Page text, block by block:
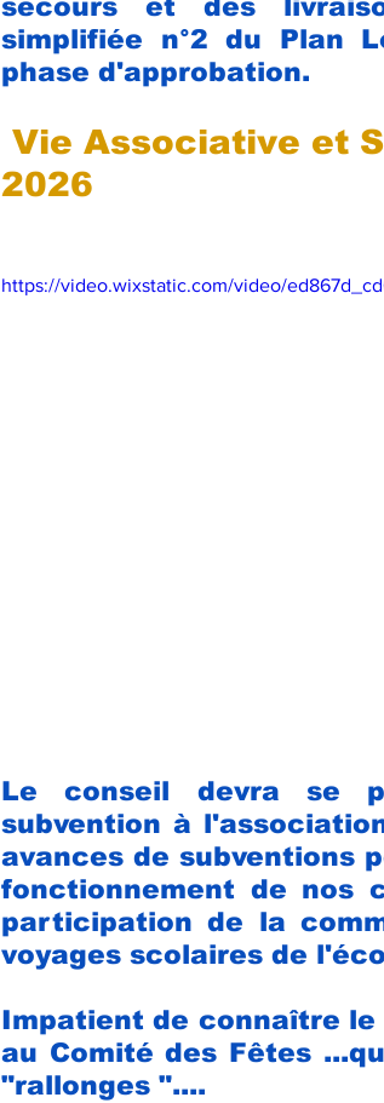
secours et des
simplifiée n°2 du Plan
phase d'approbation.
Vie Associative et
2026
https://video.wixstatic.com/video/
Le conseil devra se
subvention à
avances de subventions
fonctionnement de nos
participation de la
voyages scolaires de
Impatient de connaître
au Comité des Fêtes
"rallonges "....